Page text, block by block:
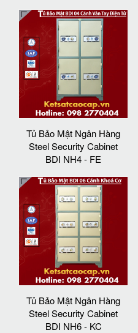
Tủ Bảo Mật Ngân Hàng
Steel Security Cabinet
BDI NH4 - FE
Tủ Bảo Mật Ngân Hàng
Steel Security Cabinet
BDI NH6 - KC